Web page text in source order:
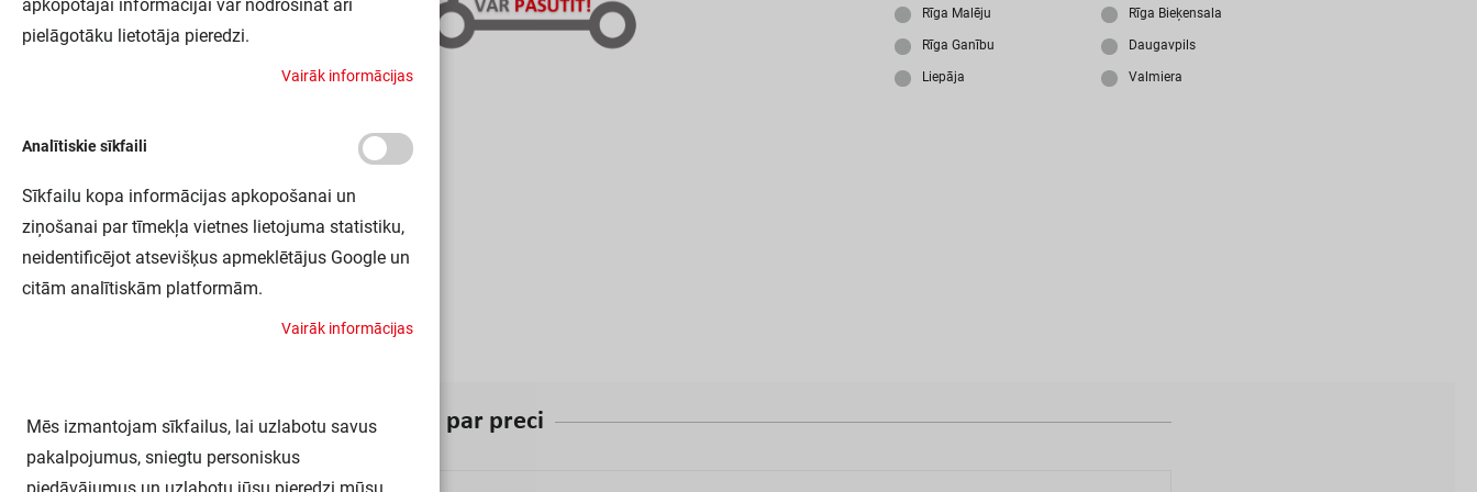
Aiz
id
Rīga Malēju Rīga Bieķensala
Rīga Ganību Daugavpils
Liepāja Valmiera
Inform par preci
apkopotajai informācijai var nodrošināt arī
pielāgotāku lietotāja pieredzi.
Vairāk informācijas
Analītiskie sīkfaili
Sīkfailu kopa informācijas apkopošanai un
ziņošanai par tīmekļa vietnes lietojuma statistiku,
neidentificējot atsevišķus apmeklētājus Google un
citām analītiskām platformām.
Vairāk informācijas
Mēs izmantojam sīkfailus, lai uzlabotu savus
pakalpojumus, sniegtu personiskus